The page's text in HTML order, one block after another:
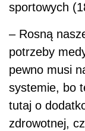
sportowych
– Rosną
potrzeby
pewno musi
systemie, bo
tutaj o
zdrowotnej,